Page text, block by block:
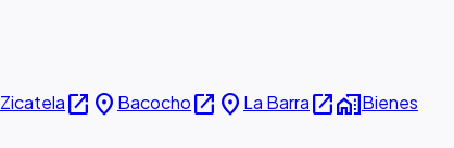
Zicatelaopen_in_new place Bacochoopen_in_new place La Barraopen_in_newhome_workBienes